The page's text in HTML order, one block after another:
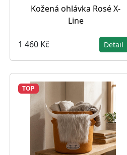
Kožená ohlávka Rosé X-
Line
1 460 Kč Detail
TOP